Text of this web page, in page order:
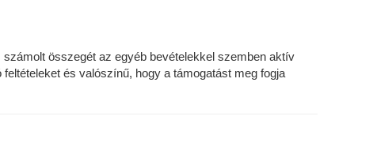
összegét az egyéb bevételekkel szemben aktív
és valószínű, hogy a támogatást meg fogja